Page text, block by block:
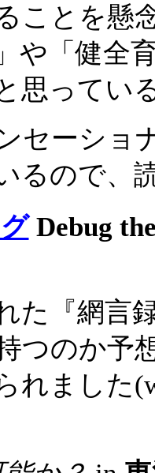
ことを懸
や「健全
思ってい
セーショ
るので、
Debug
た『網言
つのか予
れました